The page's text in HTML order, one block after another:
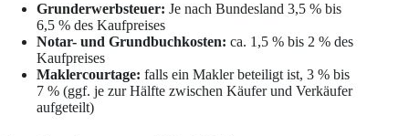
Grunderwerbsteuer: Je nach Bundesland 3,5 % bis
6,5 % des Kaufpreises
Notar- und Grundbuchkosten: ca. 1,5 % bis 2 % des
Kaufpreises
Maklercourtage: falls ein Makler beteiligt ist, 3 % bis
7 % (ggf. je zur Hälfte zwischen Käufer und Verkäufer
aufgeteilt)